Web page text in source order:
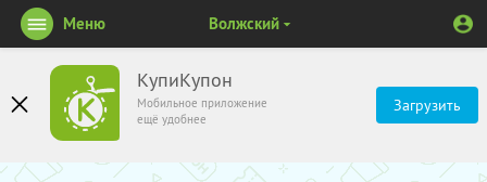
КупиКупон
Мобильное приложение
ещё удобнее
Загрузить
Меню Волжский